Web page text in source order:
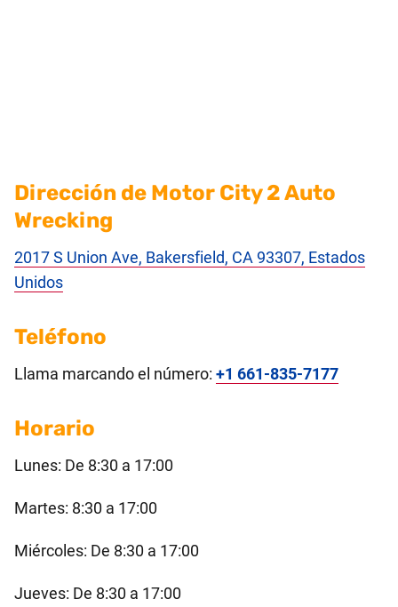
Dirección de Motor City 2 Auto
Wrecking
2017 S Union Ave, Bakersfield, CA 93307, Estados
Unidos
Teléfono
Llama marcando el número: +1 661-835-7177
Horario
Lunes: De 8:30 a 17:00
Martes: 8:30 a 17:00
Miércoles: De 8:30 a 17:00
Jueves: De 8:30 a 17:00